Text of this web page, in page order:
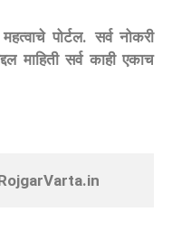
पोर्टल. सर्व नोकरी
माहिती सर्व काही एकाच